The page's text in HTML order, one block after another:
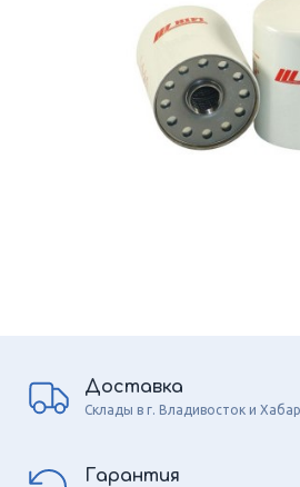
Доставка
Склады в г. Владивосток и
Гарантия